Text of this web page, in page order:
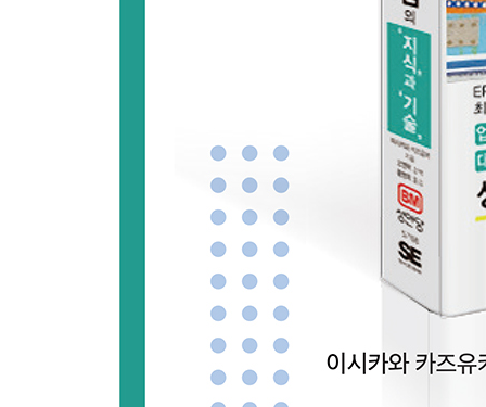
COLUMN 생산 관리의 미래 ③ 부문별 이해 당사
제 4장 생산 관리 업무와 관련 시스템(2) 제조 · 공
4-1 제조·공정 관리: 소일정 계획, 작업 전개, 제조
4-2 생산 관리 기능(8) 공정 관리: 제조·출고·계량
4-3 공정 관리(1) 지시서 수령, 공정 전개, 제조 지
4-4 공정 관리(2) MES, PLC, 핸디터미널, 제어반,
4-5 공정 관리(3) MES, PLC, 핸디터미널, 제어반,
4-6 발주에 의한 입고 예정과 입고 삭제, 재고 삭감
4-7 완성품의 입고와 조달품의 입고 연계
4-8 지급 관리: 유상 지급과 무상 지급 대응
COLUMN 생산 관리의 미래 ④ 경험주의에서 프레